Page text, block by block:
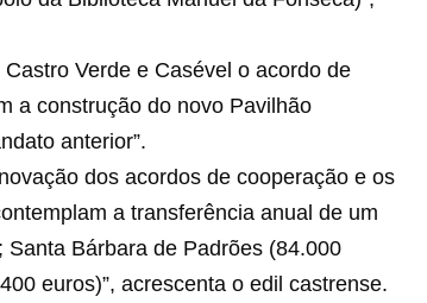
Verde e Casével o acordo de
a construção do novo Pavilhão
anterior”.
dos acordos de cooperação e os
a transferência anual de um
Bárbara de Padrões (84.000
euros)”, acrescenta o edil castrense.